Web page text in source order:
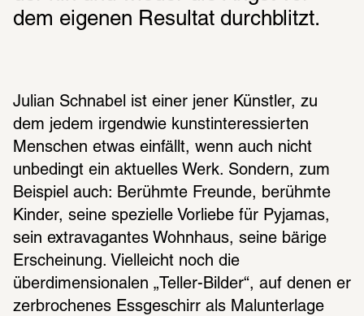
dem eigenen Resultat durchblitzt.
Julian Schnabel ist einer jener Künstler, zu
dem jedem irgendwie kunstinteressierten
Menschen etwas einfällt, wenn auch nicht
unbedingt ein aktuelles Werk. Sondern, zum
Beispiel auch: Berühmte Freunde, berühmte
Kinder, seine spezielle Vorliebe für Pyjamas,
sein extravagantes Wohnhaus, seine bärige
Erscheinung. Vielleicht noch die
überdimensionalen „Teller-Bilder“, auf denen er
zerbrochenes Essgeschirr als Malunterlage